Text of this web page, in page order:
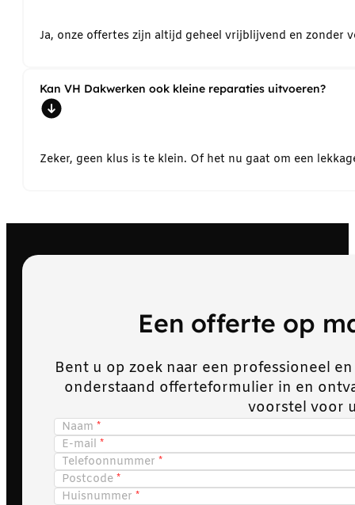
Ja, onze offertes zijn altijd geheel vrijblijvend en
Kan VH Dakwerken ook kleine reparaties uitvoeren?
Zeker, geen klus is te klein. Of het nu gaat om een
Een offerte op
Bent u op zoek naar een professioneel
onderstaand offerteformulier in en
voorstel voor
Naam
E-mail
Telefoonnummer
Postcode
Huisnummer